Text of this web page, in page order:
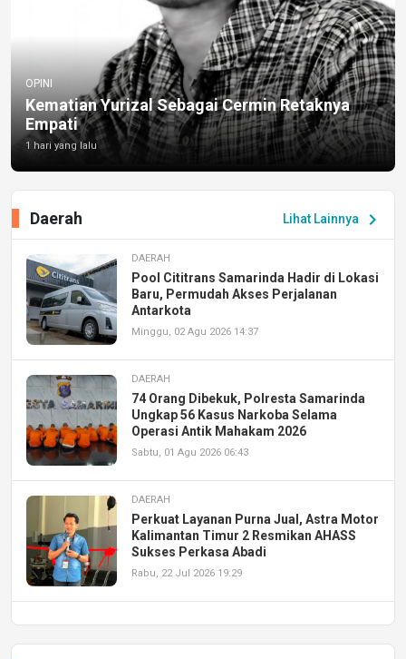
OPINI
Kematian Yurizal Sebagai Cermin Retaknya
Empati
1 hari yang lalu
Lihat Lainnya chevron_right
Daerah
DAERAH
Pool Cititrans Samarinda Hadir di Lokasi
Baru, Permudah Akses Perjalanan
Antarkota
Minggu, 02 Agu 2026 14:37
DAERAH
74 Orang Dibekuk, Polresta Samarinda
Ungkap 56 Kasus Narkoba Selama
Operasi Antik Mahakam 2026
Sabtu, 01 Agu 2026 06:43
DAERAH
Perkuat Layanan Purna Jual, Astra Motor
Kalimantan Timur 2 Resmikan AHASS
Sukses Perkasa Abadi
Rabu, 22 Jul 2026 19:29